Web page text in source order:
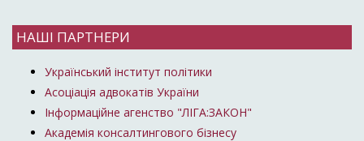
НАШІ ПАРТНЕРИ
Український інститут політики
Асоціація адвокатів України
Інформаційне агенство "ЛІГА:ЗАКОН"
Академія консалтингового бізнесу